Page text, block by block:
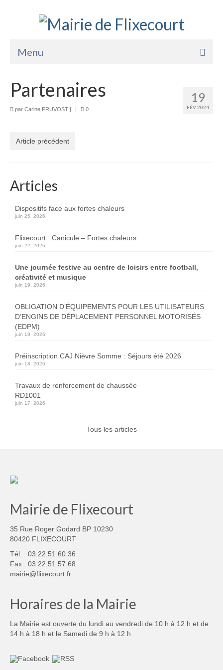
Menu
La Mairie
Services
Sports Loisirs et Culture
19
FÉV 2024
Partenaires
par Carine PRUVOST | | 0
Article précédent
Articles
Dispositifs face aux fortes chaleurs
juin 25, 2026
Flixecourt : Canicule – Fortes chaleurs
juin 22, 2026
Une journée festive au centre de loisirs entre football,
créativité et musique
juin 19, 2026
OBLIGATION D’ÉQUIPEMENTS POUR LES UTILISATEURS
D’ENGINS DE DÉPLACEMENT PERSONNEL MOTORISÉS
(EDPM)
juin 18, 2026
Préinscription CAJ Nièvre Somme : Séjours été 2026
juin 18, 2026
Travaux de renforcement de chaussée
RD1001
juin 17, 2026
Tous les articles
Mairie de Flixecourt
35 Rue Roger Godard BP 10230
80420 FLIXECOURT
Tél. : 03.22.51.60.36.
Fax : 03.22.51.57.68.
mairie@flixecourt.fr
Horaires de la Mairie
La Mairie est ouverte du lundi au vendredi de 10 h à 12 h et de
14 h à 18 h et le Samedi de 9 h à 12 h